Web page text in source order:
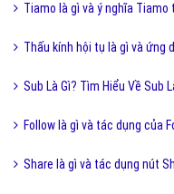
Tiamo là gì và ý nghĩa
Thấu kính hội tụ là gì và ứng
Sub Là Gì? Tìm Hiểu Về Sub
Follow là gì và tác dụng của
Share là gì và tác dụng nút